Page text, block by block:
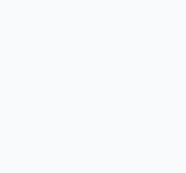
AdCashは、多様な広告フ
備えたパフォーマンス広